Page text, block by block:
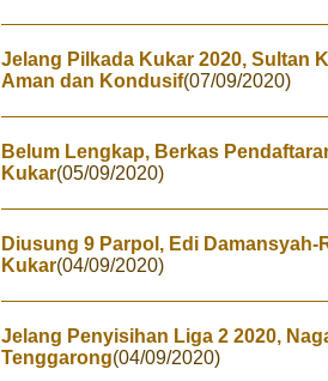
Jelang Pilkada Kukar 2020, Sultan
Aman dan Kondusif(07/09/2020)
Belum Lengkap, Berkas
Kukar(05/09/2020)
Diusung 9 Parpol, Edi
Kukar(04/09/2020)
Jelang Penyisihan Liga 2 2020,
Tenggarong(04/09/2020)